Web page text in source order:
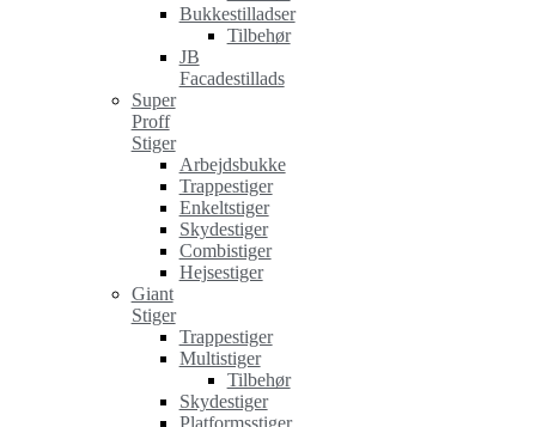
Bukkestilladser
Tilbehør
JB
Facadestillads
Super
Proff
Stiger
Arbejdsbukke
Trappestiger
Enkeltstiger
Skydestiger
Combistiger
Hejsestiger
Giant
Stiger
Trappestiger
Multistiger
Tilbehør
Skydestiger